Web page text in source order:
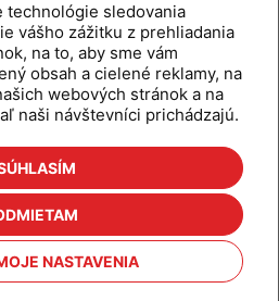
technológie sledovania
vášho zážitku z prehliadania
na to, aby sme vám
obsah a cielené reklamy, na
webových stránok a na
naši návštevníci prichádzajú.
NASTAVENIA
Produkty
Odber šikovné tipy
Cenníky
Referencie
Kontakt
cookies